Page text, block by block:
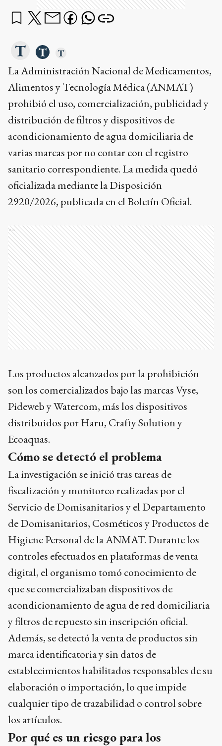
La Administración Nacional de Medicamentos,
Alimentos y Tecnología Médica (ANMAT)
prohibió el uso, comercialización, publicidad y
distribución de filtros y dispositivos de
acondicionamiento de agua domiciliaria de
varias marcas por no contar con el registro
sanitario correspondiente. La medida quedó
oficializada mediante la Disposición
2920/2026, publicada en el Boletín Oficial.
Ads
Los productos alcanzados por la prohibición
son los comercializados bajo las marcas Vyse,
Pideweb y Watercom, más los dispositivos
distribuidos por Haru, Crafty Solution y
Ecoaquas.
Cómo se detectó el problema
La investigación se inició tras tareas de
fiscalización y monitoreo realizadas por el
Servicio de Domisanitarios y el Departamento
de Domisanitarios, Cosméticos y Productos de
Higiene Personal de la ANMAT. Durante los
controles efectuados en plataformas de venta
digital, el organismo tomó conocimiento de
que se comercializaban dispositivos de
acondicionamiento de agua de red domiciliaria
y filtros de repuesto sin inscripción oficial.
Además, se detectó la venta de productos sin
marca identificatoria y sin datos de
establecimientos habilitados responsables de su
elaboración o importación, lo que impide
cualquier tipo de trazabilidad o control sobre
los artículos.
Por qué es un riesgo para los